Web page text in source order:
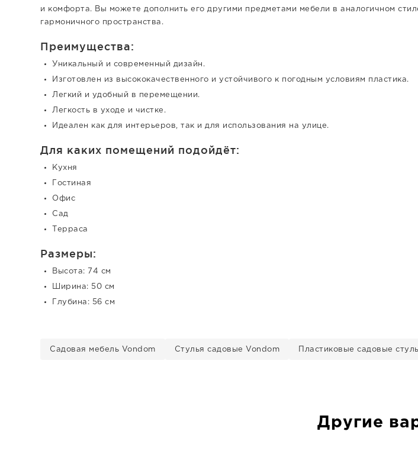
и комфорта. Вы можете дополнить его другими предметами мебели в аналогичном
гармоничного пространства.
Преимущества:
Уникальный и современный дизайн.
Изготовлен из высококачественного и устойчивого к погодным условиям пластика.
Легкий и удобный в перемещении.
Легкость в уходе и чистке.
Идеален как для интерьеров, так и для использования на улице.
Для каких помещений подойдёт:
Кухня
Гостиная
Офис
Сад
Терраса
Размеры:
Высота: 74 см
Ширина: 50 см
Глубина: 56 см
Садовая мебель Vondom Стулья садовые Vondom Пластиковые садовые
Другие